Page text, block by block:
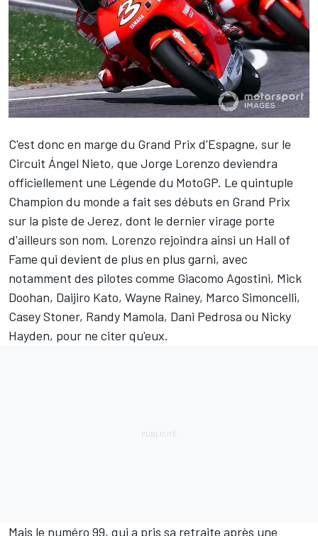
C'est donc en marge du Grand Prix d'Espagne, sur le
Circuit Ángel Nieto, que Jorge Lorenzo deviendra
officiellement une Légende du MotoGP. Le quintuple
Champion du monde a fait ses débuts en Grand Prix
sur la piste de Jerez, dont le dernier virage porte
d'ailleurs son nom. Lorenzo rejoindra ainsi un Hall of
Fame qui devient de plus en plus garni, avec
notamment des pilotes comme Giacomo Agostini, Mick
Doohan, Daijiro Kato, Wayne Rainey, Marco Simoncelli,
Casey Stoner, Randy Mamola, Dani Pedrosa ou Nicky
Hayden, pour ne citer qu'eux.
Mais le numéro 99, qui a pris sa retraite après une